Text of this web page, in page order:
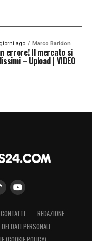
ago Marco Baridon
errore! Il mercato si
– Upload | VIDEO
CONTATTI
REDAZIONE
DATI PERSONALI